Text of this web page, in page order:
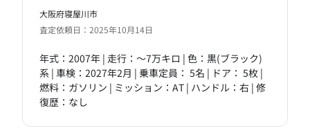
大阪府寝屋川市
査定依頼日：2025年10月14日
年式：2007年 | 走行：～7万キロ | 色：黒(ブラック)
系 | 車検：2027年2月 | 乗車定員： 5名 | ドア： 5枚 |
燃料：ガソリン | ミッション：AT | ハンドル：右 | 修
復歴：なし